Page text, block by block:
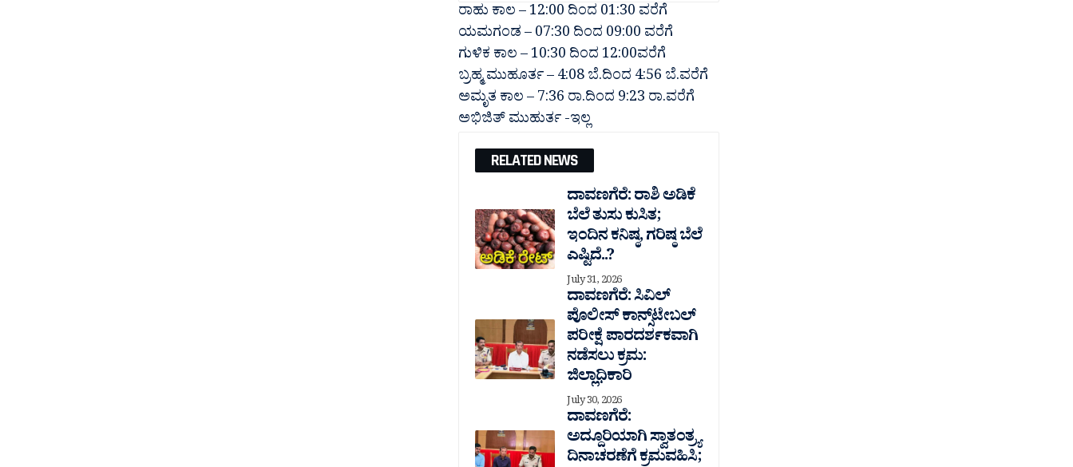
ರಾಹು ಕಾಲ – 12:00 ದಿಂದ 01:30 ವರೆಗೆ
ಯಮಗಂಡ – 07:30 ದಿಂದ 09:00 ವರೆಗೆ
ಗುಳಿಕ ಕಾಲ – 10:30 ದಿಂದ 12:00ವರೆಗೆ
ಬ್ರಹ್ಮ ಮುಹೂರ್ತ – 4:08 ಬೆ.ದಿಂದ 4:56 ಬೆ.ವರೆಗೆ
ಅಮೃತ ಕಾಲ – 7:36 ರಾ.ದಿಂದ 9:23 ರಾ.ವರೆಗೆ
ಅಭಿಜಿತ್ ಮುಹುರ್ತ -ಇಲ್ಲ
RELATED NEWS
ದಾವಣಗೆರೆ: ರಾಶಿ ಅಡಿಕೆ
ಬೆಲೆ ತುಸು‌ ಕುಸಿತ;
ಇಂದಿನ ಕನಿಷ್ಠ, ಗರಿಷ್ಠ ಬೆಲೆ
ಎಷ್ಟಿದೆ..?
July 31, 2026
ದಾವಣಗೆರೆ: ಸಿವಿಲ್
ಪೊಲೀಸ್ ಕಾನ್ಸ್‌ಟೇಬಲ್
ಪರೀಕ್ಷೆ ಪಾರದರ್ಶಕವಾಗಿ
ನಡೆಸಲು ಕ್ರಮ:
ಜಿಲ್ಲಾಧಿಕಾರಿ
July 30, 2026
ದಾವಣಗೆರೆ:
ಅದ್ದೂರಿಯಾಗಿ ಸ್ವಾತಂತ್ರ್ಯ
ದಿನಾಚರಣೆಗೆ ಕ್ರಮವಹಿಸಿ;